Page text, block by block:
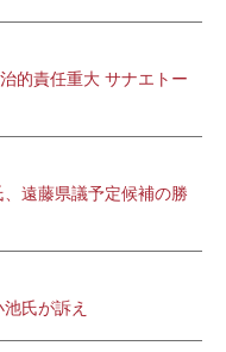
的責任重大 サナエトー
遠藤県議予定候補の勝
氏が訴え